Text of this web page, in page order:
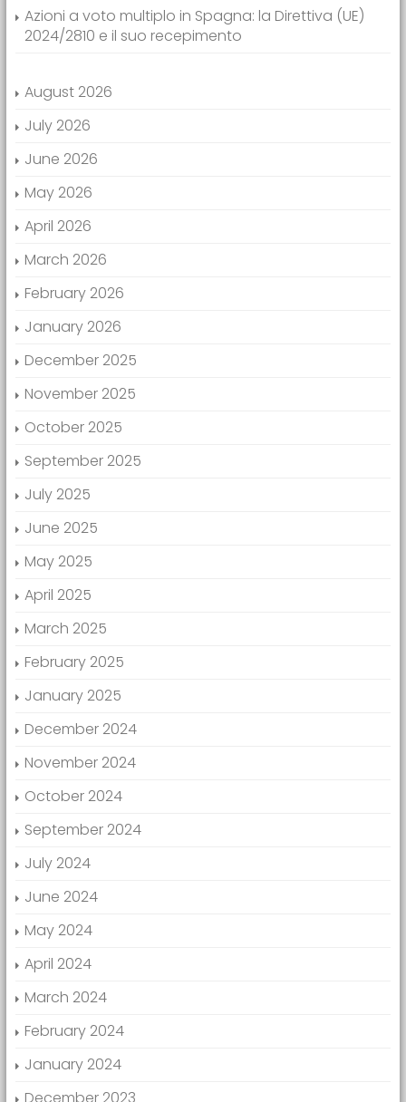
Azioni a voto multiplo in Spagna: la Direttiva (UE)
2024/2810 e il suo recepimento
August 2026
July 2026
June 2026
May 2026
April 2026
March 2026
February 2026
January 2026
December 2025
November 2025
October 2025
September 2025
July 2025
June 2025
May 2025
April 2025
March 2025
February 2025
January 2025
December 2024
November 2024
October 2024
September 2024
July 2024
June 2024
May 2024
April 2024
March 2024
February 2024
January 2024